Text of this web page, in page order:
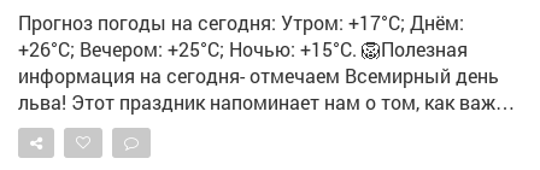
Прогноз погоды на сегодня: Утром: +17°C; Днём:
+26°C; Вечером: +25°C; Ночью: +15°C. 🦁Полезная
информация на сегодня- отмечаем Всемирный день
льва! Этот праздник напоминает нам о том, как важно
беречь природу и её самых величественных
обитателей. Львы-символ силы и благородства, но